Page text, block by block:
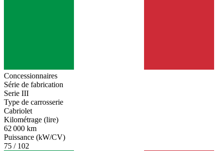
Concessionnaires
Série de fabrication
Serie III
Type de carrosserie
Cabriolet
Kilométrage (lire)
62 000 km
Puissance (kW/CV)
75 / 102